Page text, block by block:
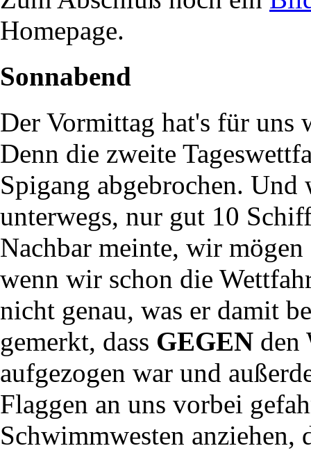
Homepage.
Sonnabend
Der Vormittag hat's für uns
Denn die zweite
Spigang abgebrochen.
unterwegs, nur gut 10
Nachbar meinte, wir
wenn wir schon die
nicht genau, was er damit
gemerkt, dass GEGEN den
aufgezogen war und
Flaggen an uns vorbei
Schwimmwesten